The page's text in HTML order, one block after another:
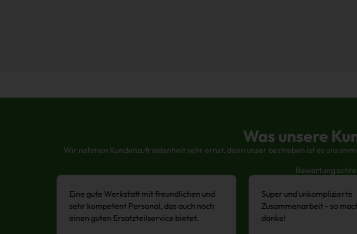
Was unsere
Wir nehmen Kundenzufriedenheit sehr ernst, denn unser bestreben ist es uns
Bewertung
Eine gute Werkstatt mit freundlichen und
sehr kompetent Personal, das auch noch
einen guten Ersatzteilservice bietet.
Super und unkomplizierte
Zusammenarbeit - so
danke!